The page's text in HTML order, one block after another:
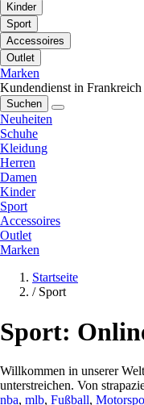
Kinder
Sport
Accessoires
Outlet
Marken
Kundendienst in Frankreich
Suchen
Neuheiten
Schuhe
Kleidung
Herren
Damen
Kinder
Sport
Accessoires
Outlet
Marken
Startseite
/ Sport
Sport:
Willkommen in unserer
unterstreichen. Von
nba, mlb, Fußball,